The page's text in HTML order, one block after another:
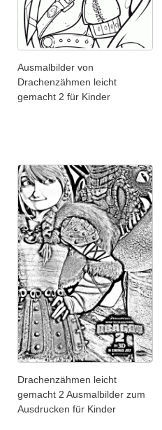
Ausmalbilder von
Drachenzähmen leicht
gemacht 2 für Kinder
Drachenzähmen leicht
gemacht 2 Ausmalbilder zum
Ausdrucken für Kinder